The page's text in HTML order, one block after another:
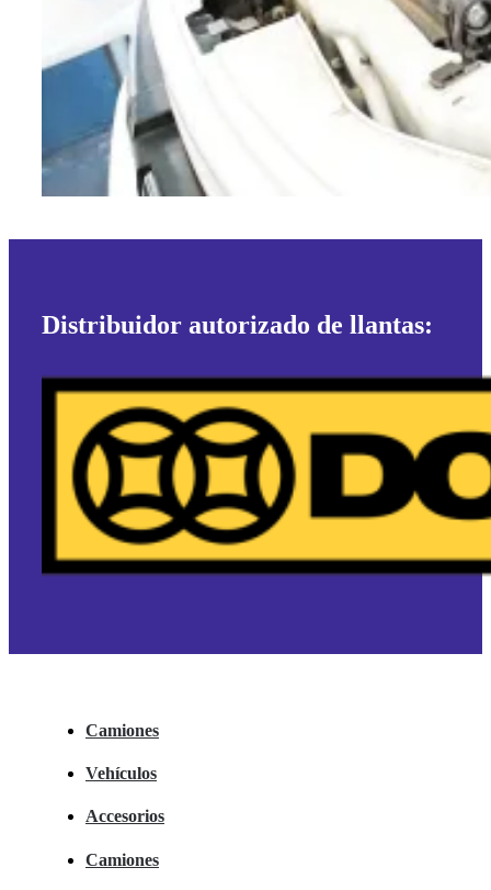
Distribuidor autorizado de llantas:
Camiones
Vehículos
Accesorios
Camiones